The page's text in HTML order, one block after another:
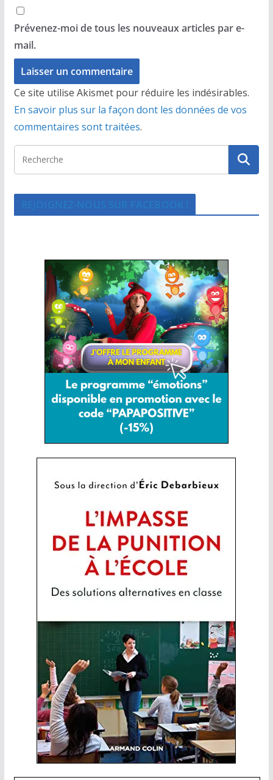
Prévenez-moi de tous les nouveaux articles par e-
mail.
Ce site utilise Akismet pour réduire les indésirables.
En savoir plus sur la façon dont les données de vos
commentaires sont traitées.
REJOIGNEZ-NOUS SUR FACEBOOK !